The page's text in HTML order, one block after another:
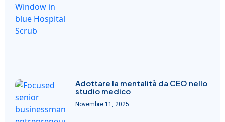
Adottare la mentalità da CEO nello
studio medico
Novembre 11, 2025